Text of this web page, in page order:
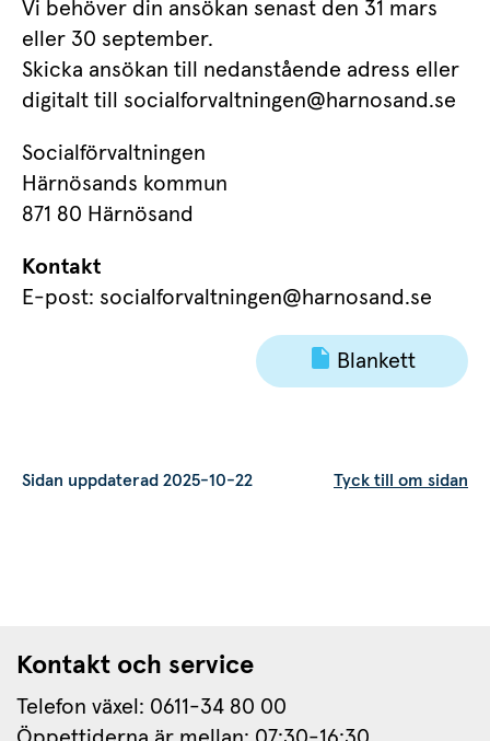
Vi behöver din ansökan senast den 31 mars
eller 30 september.
Skicka ansökan till nedanstående adress eller
digitalt till socialforvaltningen@harnosand.se
Socialförvaltningen
Härnösands kommun
871 80 Härnösand
Kontakt
E-post: socialforvaltningen@harnosand.se
Blankett
Sidan uppdaterad 2025-10-22 Tyck till om sidan
Kontakt och service
Telefon växel: 0611-34 80 00